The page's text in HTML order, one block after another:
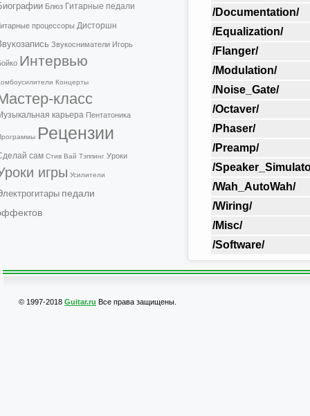
Блюз Гитарные педали
процессоры Дисторшн
Звукосниматели Игорь
Интервью
Концерты
класс
карьера Пентатоника
Рецензии
сам Стив Вай Тэппинг Уроки
игры Усилители
педали
/Documentation/
/Equalization/
/Flanger/
/Modulation/
/Noise_Gate/
/Octaver/
/Phaser/
/Preamp/
/
/Wah_AutoWah/
/Wiring/
/Misc/
/Software/
© 1997-2018 Guitar.ru Все права защищены.